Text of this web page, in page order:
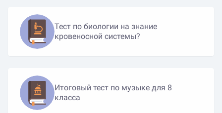
Тест по биологии на знание
кровеносной системы?
Итоговый тест по музыке для 8
класса